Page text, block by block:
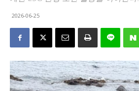
2026-06-25